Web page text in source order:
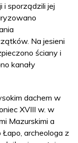
i sporządzili jej
Na jesieni
ściany i
kanały
dachem w
XVIII w. w
Mazurskimi a
Łapo, archeologa z